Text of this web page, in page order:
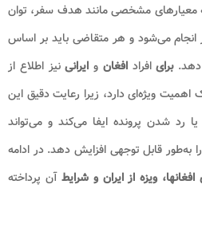
معیارهای مشخصی مانند هدف سفر، توان
می‌شود و هر متقاضی باید بر اساس
دهد.برایافرادافغان و ایرانینیز اطلاع از
اهمیت ویژه‌ای دارد، زیرا رعایت دقیق این
رد شدن پرونده ایفا می‌کند و می‌تواند
را به‌طور قابل‌ توجهی افزایش دهد. در ادامه
افغانها، ویزه از ایران و شرایطآن پرداخته